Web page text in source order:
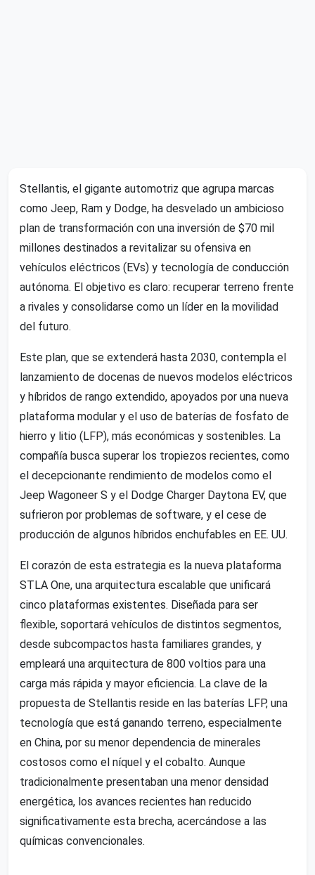
Stellantis, el gigante automotriz que agrupa marcas
como Jeep, Ram y Dodge, ha desvelado un ambicioso
plan de transformación con una inversión de $70 mil
millones destinados a revitalizar su ofensiva en
vehículos eléctricos (EVs) y tecnología de conducción
autónoma. El objetivo es claro: recuperar terreno frente
a rivales y consolidarse como un líder en la movilidad
del futuro.
Este plan, que se extenderá hasta 2030, contempla el
lanzamiento de docenas de nuevos modelos eléctricos
y híbridos de rango extendido, apoyados por una nueva
plataforma modular y el uso de baterías de fosfato de
hierro y litio (LFP), más económicas y sostenibles. La
compañía busca superar los tropiezos recientes, como
el decepcionante rendimiento de modelos como el
Jeep Wagoneer S y el Dodge Charger Daytona EV, que
sufrieron por problemas de software, y el cese de
producción de algunos híbridos enchufables en EE. UU.
El corazón de esta estrategia es la nueva plataforma
STLA One, una arquitectura escalable que unificará
cinco plataformas existentes. Diseñada para ser
flexible, soportará vehículos de distintos segmentos,
desde subcompactos hasta familiares grandes, y
empleará una arquitectura de 800 voltios para una
carga más rápida y mayor eficiencia. La clave de la
propuesta de Stellantis reside en las baterías LFP, una
tecnología que está ganando terreno, especialmente
en China, por su menor dependencia de minerales
costosos como el níquel y el cobalto. Aunque
tradicionalmente presentaban una menor densidad
energética, los avances recientes han reducido
significativamente esta brecha, acercándose a las
químicas convencionales.